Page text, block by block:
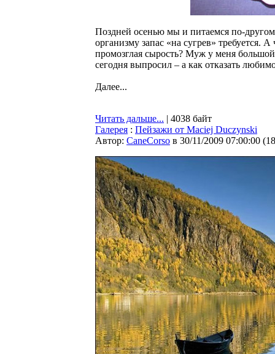
Поздней осенью мы и питаемся по-
организму запас «на сугрев» требуется.
промозглая сырость? Муж у меня
сегодня выпросил – а как отказать
Далее...
Читать дальше... | 4038 байт
Галерея : Пейзажи от Maciej Duczynski
Автор: CaneCorso в 30/11/2009 07:00:00 (